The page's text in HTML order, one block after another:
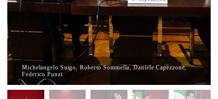
Michelangelo Suigo, Roberto Sommella, Daniele Capezzone,
Federico Punzi